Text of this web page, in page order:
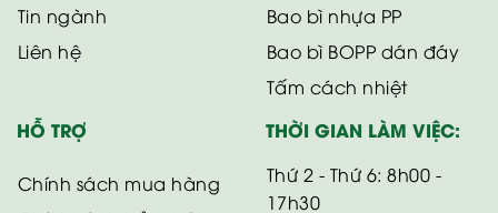
Tin ngành
Liên hệ
Bao bì nhựa PP
Bao bì BOPP dán đáy
Tấm cách nhiệt
HỖ TRỢ
Chính sách mua hàng
THỜI GIAN LÀM VIỆC:
Thứ 2 - Thứ 6: 8h00 -
17h30